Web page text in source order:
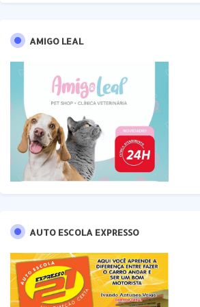
AMIGO LEAL
AUTO ESCOLA EXPRESSO